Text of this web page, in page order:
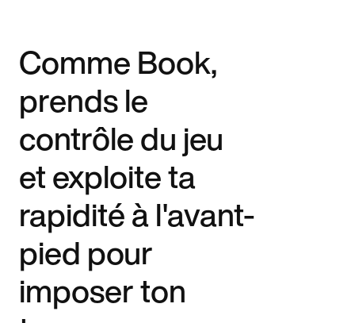
Comme Book,
prends le
contrôle du jeu
et exploite ta
rapidité à l'avant-
pied pour
imposer ton